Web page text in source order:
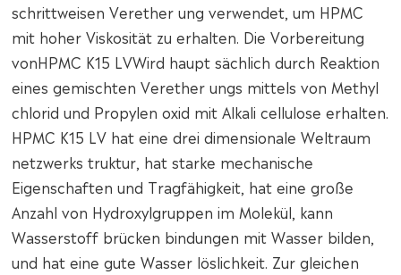
schrittweisen Verether ung verwendet, um HPMC
mit hoher Viskosität zu erhalten. Die Vorbereitung
vonHPMC K15 LVWird haupt sächlich durch Reaktion
eines gemischten Verether ungs mittels von Methyl
chlorid und Propylen oxid mit Alkali cellulose erhalten.
HPMC K15 LV hat eine drei dimensionale Weltraum
netzwerks truktur, hat starke mechanische
Eigenschaften und Tragfähigkeit, hat eine große
Anzahl von Hydroxylgruppen im Molekül, kann
Wasserstoff brücken bindungen mit Wasser bilden,
und hat eine gute Wasser löslichkeit. Zur gleichen